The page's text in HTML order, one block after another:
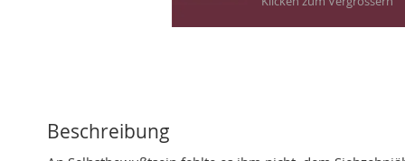
of
Beschreibung